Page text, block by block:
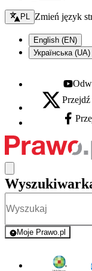
Zmień język - bieżący:
PL Zmień język
English (EN)
Українська (UA)
Youtube
X - otwiera się w
Moje Prawo.pl
- rejestracja i